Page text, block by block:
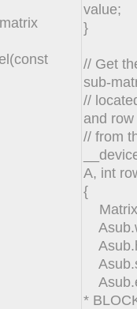
value;
}
// Get
sub-
//
and
// from
A, int
{
*